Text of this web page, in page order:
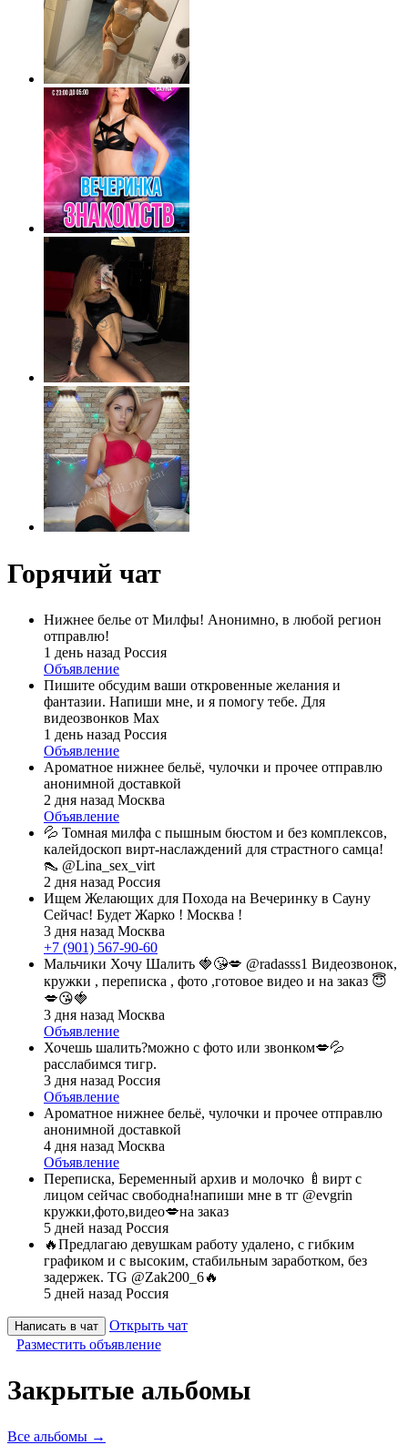
Горячий чат
Нижнее белье от Милфы! Анонимно, в любой регион
отправлю!
1 день назад Россия
Объявление
Пишите обсудим ваши откровенные желания и
фантазии. Напиши мне, и я помогу тебе. Для
видеозвонков Max
1 день назад Россия
Объявление
Ароматное нижнее бельё, чулочки и прочее отправлю
анонимной доставкой
2 дня назад Москва
Объявление
💦 Томная милфа с пышным бюстом и без комплексов,
калейдоскоп вирт-наслаждений для страстного самца!
👠 @Lina_sex_virt
2 дня назад Россия
Ищем Желающих для Похода на Вечеринку в Сауну
Сейчас! Будет Жарко ! Москва !
3 дня назад Москва
+7 (901) 567-90-60
Мальчики Хочу Шалить 🍓😘💋 @radasss1 Видеозвонок,
кружки , переписка , фото ,готовое видео и на заказ 😇
💋😘🍓
3 дня назад Москва
Объявление
Хочешь шалить?можно с фото или звонком💋💦
расслабимся тигр.
3 дня назад Россия
Объявление
Ароматное нижнее бельё, чулочки и прочее отправлю
анонимной доставкой
4 дня назад Москва
Объявление
Переписка, Беременный архив и молочко 🍼вирт с
лицом сейчас свободна!напиши мне в тг @evgrin
кружки,фото,видео💋на заказ
5 дней назад Россия
🔥Предлагаю девушкам работу удалено, с гибким
графиком и с высоким, стабильным заработком, без
задержек. TG @Zak200_6🔥
5 дней назад Россия
Написать в чат
Открыть чат
Разместить объявление
Закрытые альбомы
Все альбомы →